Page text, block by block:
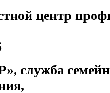
центр
служба